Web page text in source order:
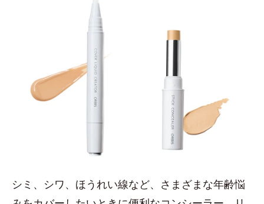
シミ、シワ、ほうれい線など、さまざまな年齢悩